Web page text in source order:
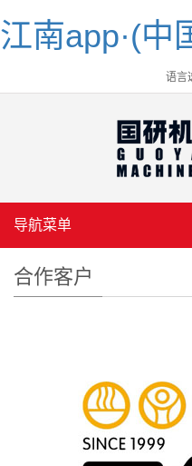
江南app·(中
语言
导航菜单
合作客户